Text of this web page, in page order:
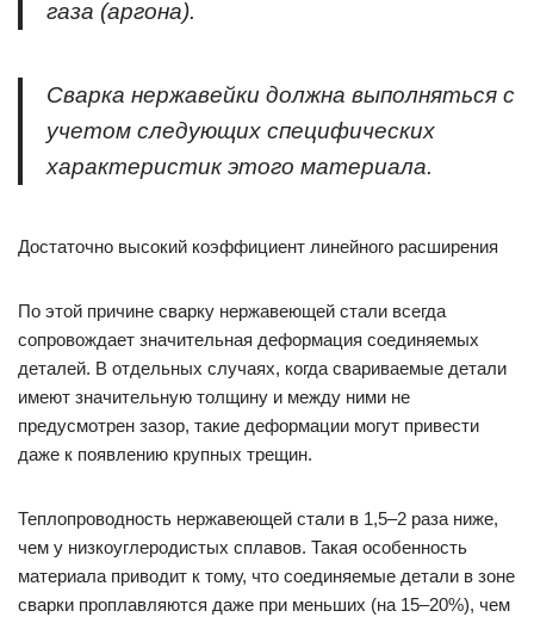
газа (аргона).
Сварка нержавейки должна выполняться с
учетом следующих специфических
характеристик этого материала.
Достаточно высокий коэффициент линейного расширения
По этой причине сварку нержавеющей стали всегда
сопровождает значительная деформация соединяемых
деталей. В отдельных случаях, когда свариваемые детали
имеют значительную толщину и между ними не
предусмотрен зазор, такие деформации могут привести
даже к появлению крупных трещин.
Теплопроводность нержавеющей стали в 1,5–2 раза ниже,
чем у низкоуглеродистых сплавов. Такая особенность
материала приводит к тому, что соединяемые детали в зоне
сварки проплавляются даже при меньших (на 15–20%), чем